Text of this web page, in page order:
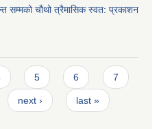
सम्मको चौथो त्रैमासिक स्वत: प्रकाशन
5 6 7
next › last »